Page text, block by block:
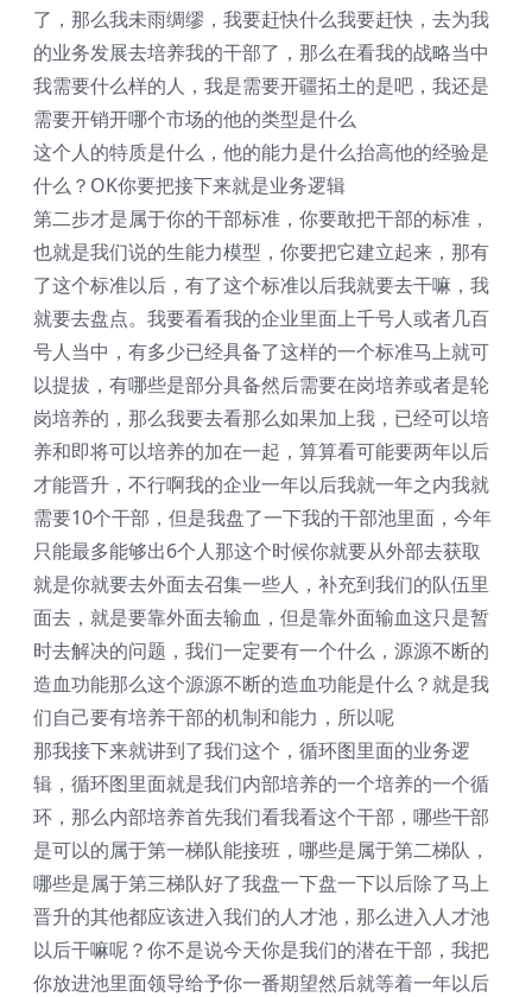
了，那么我未雨绸缪，我要赶快什么我要赶快，去为我
的业务发展去培养我的干部了，那么在看我的战略当中
我需要什么样的人，我是需要开疆拓土的是吧，我还是
需要开销开哪个市场的他的类型是什么
这个人的特质是什么，他的能力是什么抬高他的经验是
什么？OK你要把接下来就是业务逻辑
第二步才是属于你的干部标准，你要敢把干部的标准，
也就是我们说的生能力模型，你要把它建立起来，那有
了这个标准以后，有了这个标准以后我就要去干嘛，我
就要去盘点。我要看看我的企业里面上千号人或者几百
号人当中，有多少已经具备了这样的一个标准马上就可
以提拔，有哪些是部分具备然后需要在岗培养或者是轮
岗培养的，那么我要去看那么如果加上我，已经可以培
养和即将可以培养的加在一起，算算看可能要两年以后
才能晋升，不行啊我的企业一年以后我就一年之内我就
需要10个干部，但是我盘了一下我的干部池里面，今年
只能最多能够出6个人那这个时候你就要从外部去获取
就是你就要去外面去召集一些人，补充到我们的队伍里
面去，就是要靠外面去输血，但是靠外面输血这只是暂
时去解决的问题，我们一定要有一个什么，源源不断的
造血功能那么这个源源不断的造血功能是什么？就是我
们自己要有培养干部的机制和能力，所以呢
那我接下来就讲到了我们这个，循环图里面的业务逻
辑，循环图里面就是我们内部培养的一个培养的一个循
环，那么内部培养首先我们看我看这个干部，哪些干部
是可以的属于第一梯队能接班，哪些是属于第二梯队，
哪些是属于第三梯队好了我盘一下盘一下以后除了马上
晋升的其他都应该进入我们的人才池，那么进入人才池
以后干嘛呢？你不是说今天你是我们的潜在干部，我把
你放进池里面领导给予你一番期望然后就等着一年以后